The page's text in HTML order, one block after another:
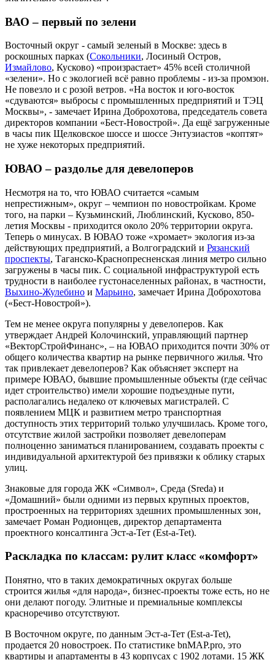
ВАО – первый по зелени
Восточный округ - самый зеленый в Москве: здесь в
роскошных парках (Сокольники, Лосиный Остров,
Измайлово, Кусково) «произрастает» 45% всей столичной
«зелени». Но с экологией всё равно проблемы - из-за промзон.
Не повезло и с розой ветров. «На восток и юго-восток
«сдуваются» выбросы с промышленных предприятий и ТЭЦ
Москвы», - замечает Ирина Доброхотова, председатель совета
директоров компании «Бест-Новострой». Да ещё загруженные
в часы пик Щелковское шоссе и шоссе Энтузиастов «коптят»
не хуже некоторых предприятий.
ЮВАО – раздолье для девелоперов
Несмотря на то, что ЮВАО считается «самым
непрестижным», округ – чемпион по новостройкам. Кроме
того, на парки – Кузьминский, Люблинский, Кусково, 850-
летия Москвы - приходится около 20% территории округа.
Теперь о минусах. В ЮВАО тоже «хромает» экология из-за
действующих предприятий, а Волгоградский и Рязанский
проспекты, Таганско-Краснопресненская линия метро сильно
загружены в часы пик. С социальной инфраструктурой есть
трудности в наиболее густонаселенных районах, в частности,
Выхино-Жулебино и Марьино, замечает Ирина Доброхотова
(«Бест-Новострой»).
Тем не менее округа популярны у девелоперов. Как
утверждает Андрей Колочинский, управляющий партнер
«ВекторСтройФинанс», – на ЮВАО приходится почти 30% от
общего количества квартир на рынке первичного жилья. Что
так привлекает девелоперов? Как объясняет эксперт на
примере ЮВАО, бывшие промышленные объекты (где сейчас
идет строительство) имели хорошие подъездные пути,
располагались недалеко от ключевых магистралей. С
появлением МЦК и развитием метро транспортная
доступность этих территорий только улучшилась. Кроме того,
отсутствие жилой застройки позволяет девелоперам
полноценно заниматься планированием, создавать проекты с
индивидуальной архитектурой без привязки к облику старых
улиц.
Знаковые для города ЖК «Символ», Среда (Sreda) и
«Домашний» были одними из первых крупных проектов,
простроенных на территориях здешних промышленных зон,
замечает Роман Родионцев, директор департамента
проектного консалтинга Эст-а-Тет (Est-a-Tet).
Раскладка по классам: рулит класс «комфорт»
Понятно, что в таких демократичных округах больше
строится жилья «для народа», бизнес-проекты тоже есть, но не
они делают погоду. Элитные и премиальные комплексы
красноречиво отсутствуют.
В Восточном округе, по данным Эст-а-Тет (Est-a-Tet),
продается 20 новостроек. По статистике bnMAP.pro, это
квартиры и апартаменты в 43 корпусах с 1902 лотами. 15 ЖК